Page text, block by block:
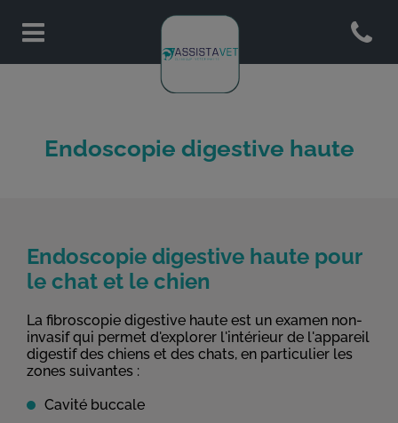
Page d'accueil de Assistavet
Open
Endoscopie digestive haute
Endoscopie digestive haute pour
le chat et le chien
La fibroscopie digestive haute est un examen non-
invasif qui permet d'explorer l'intérieur de l'appareil
digestif des chiens et des chats, en particulier les
zones suivantes :
Cavité buccale